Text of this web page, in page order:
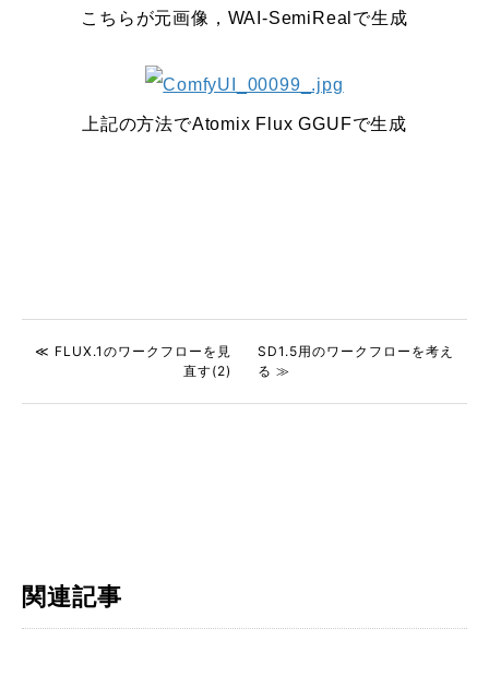
こちらが元画像，WAI-SemiRealで生成
上記の方法でAtomix Flux GGUFで生成
≪ FLUX.1のワークフローを見
直す(2)
SD1.5用のワークフローを考え
る ≫
関連記事